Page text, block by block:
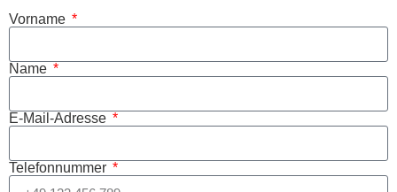
Vorname
Name
E-Mail-Adresse
Telefonnummer